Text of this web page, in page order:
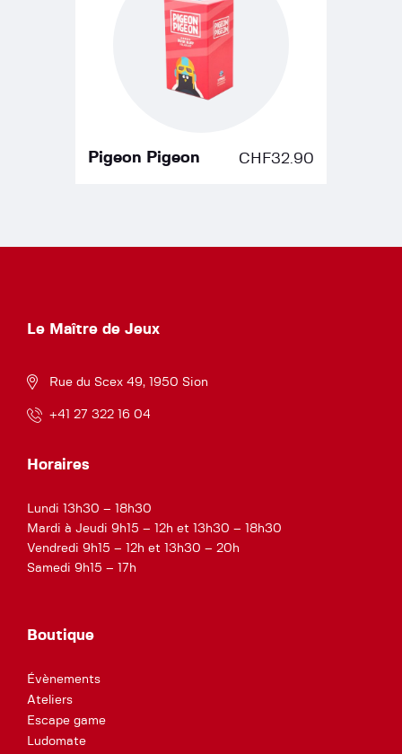
Pigeon Pigeon CHF32.90
Le Maître de Jeux
Rue du Scex 49, 1950 Sion
+41 27 322 16 04
Horaires
Lundi 13h30 – 18h30
Mardi à Jeudi 9h15 – 12h et 13h30 – 18h30
Vendredi 9h15 – 12h et 13h30 – 20h
Samedi 9h15 – 17h
Boutique
Évènements
Ateliers
Escape game
Ludomate